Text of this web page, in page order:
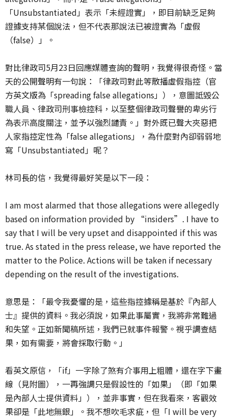
「Unsubstantiated」表示「未經證實」，即目前缺乏足夠
證據支持某個說法，但不代表那說法已被證實為「虛假
（false）」。
對比律政司5月23日回應媒體查詢的聲明，我覺得很奇怪。當
天的公開聲明有一句說：「律政司對此等散播虛假指控（官
方英文版為「spreading false allegations」），意圖詆毀公
職人員、律政司刑事檢控科，以至整個律政司聲譽的卑劣行
為表示高度關注，並予以強烈譴責。」對外既已聲大夾惡把
人家指控定性為「false allegations」，為什麼對內卻弱弱地
寫「Unsubstantiated」呢？
林司長的信，我覺得最好笑是以下一段：
I am most alarmed that those allegations were allegedly
based on information provided by “insiders”. I have to
say that I will be very upset and disappointed if this was
true. As stated in the press release, we have reported the
matter to the Police. Actions will be taken if necessary
depending on the result of the investigations.
意思是：「最令我憂懼的是，這些指控據稱是基於『內部人
士』提供的資料。我必須說，如果此事屬實，我將非常難過
和失望。正如新聞稿所述，我們已就事件報警。視乎調查結
果，如有需要，將會採取行動。」
看英文原信，「if」一字除了煞有介事用上粗體，還在字下畫
線（見附圖），一再強調只是假設性的「如果」（即「如果
是內部人士提供資料」），並非事實，但在我看來，客觀效
果卻是「此地無銀」。我不想吹毛求疵，但「I will be very